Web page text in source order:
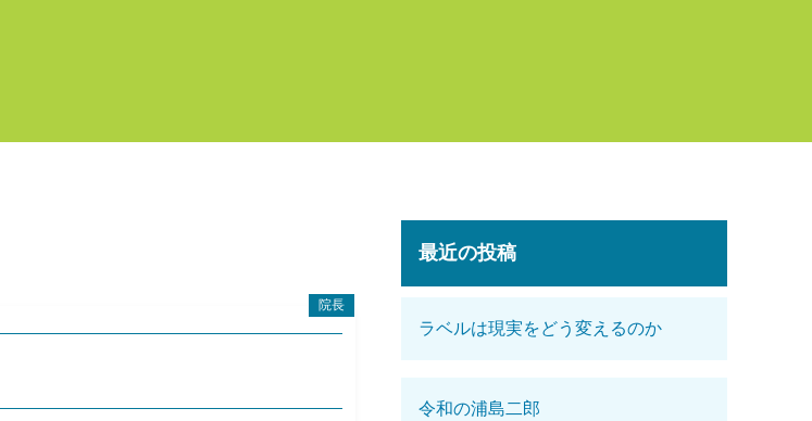
院長
最近の投稿
ラベルは現実をどう変えるのか
令和の浦島二郎